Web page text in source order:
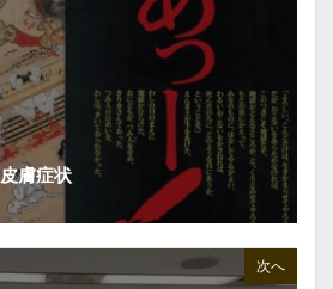
膚症状
次へ